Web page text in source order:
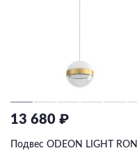
13 680 ₽
Подвес ODEON LIGHT RONI